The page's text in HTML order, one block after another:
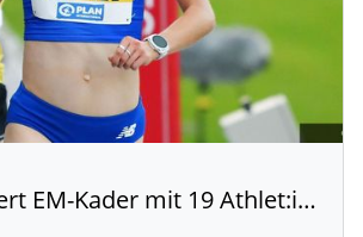
DLV nominiert EM-Kader mit 19 Athlet:innen aus Baden-Württemberg